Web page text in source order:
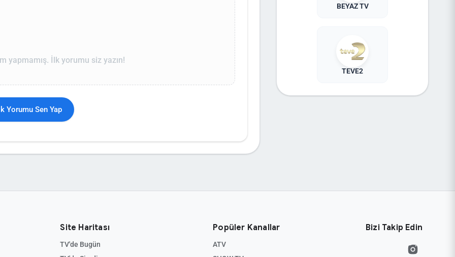
yapmamış. İlk yorumu siz yazın!
Yorumu Sen Yap
BEYAZ TV
TEVE2
Site Haritası
TV'de Bugün
Popüler Kanallar
ATV
Bizi Takip Edin